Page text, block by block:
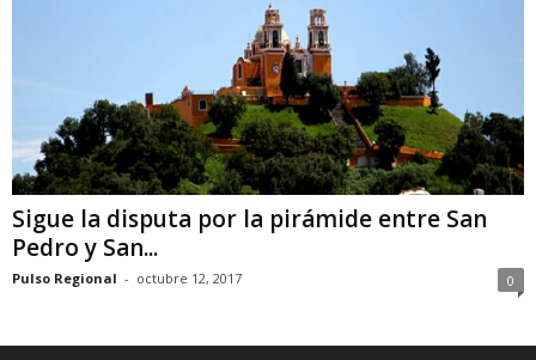
Sigue la disputa por la pirámide entre San
Pedro y San...
Pulso Regional - octubre 12, 2017 0